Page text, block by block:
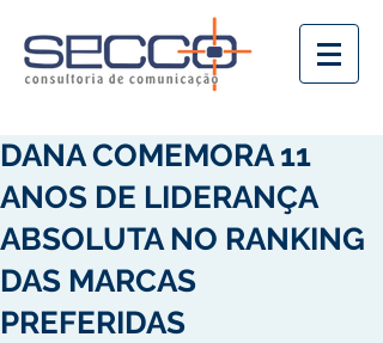
DANA COMEMORA 11
ANOS DE LIDERANÇA
ABSOLUTA NO RANKING
DAS MARCAS
PREFERIDAS